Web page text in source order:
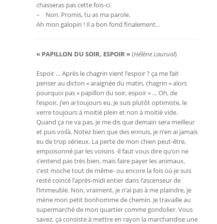
chasseras pas cette fois-ci.
– Non. Promis, tu as ma parole.
Ah mon galopin ! Il a bon fond finalement…
« PAPILLON DU SOIR, ESPOIR »(Hélène Lauruol)
Espoir … Après le chagrin vient l’espoir ? ça me fait
penser au dicton « araignée du matin, chagrin » alors
pourquoi pas « papillon du soir, espoir » … Oh, de
l’espoir, j’en ai toujours eu. Je suis plutôt optimiste, le
verre toujours à moitié plein et non à moitié vide.
Quand ça ne va pas, je me dis que demain sera meilleur
et puis voilà. Notez bien que des ennuis, je n’en ai jamais
eu de trop sérieux. La perte de mon chien peut-être,
empoisonné par les voisins -il faut vous dire qu’on ne
s’entend pas très bien, mais faire payer les animaux,
c’est moche tout de même- ou encore la fois où je suis
resté coincé l’après-midi entier dans l’ascenseur de
l’immeuble. Non, vraiment, je n’ai pas à me plaindre, je
mène mon petit bonhomme de chemin. Je travaille au
supermarché de mon quartier comme gondolier. Vous
savez, ça consiste à mettre en rayon la marchandise une